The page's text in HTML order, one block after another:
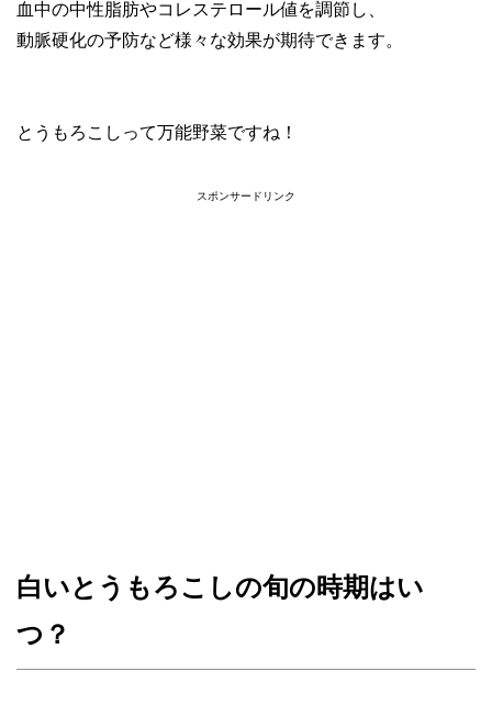
血中の中性脂肪やコレステロール値を調節し、
動脈硬化の予防など様々な効果が期待できます。
とうもろこしって万能野菜ですね！
スポンサードリンク
白いとうもろこしの旬の時期はい
つ？